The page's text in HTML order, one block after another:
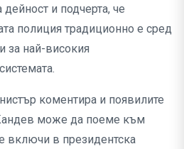
и подчерта, че
полиция традиционно е сред
за най-високия
коментира и появилите
може да поеме към
включи в президентска